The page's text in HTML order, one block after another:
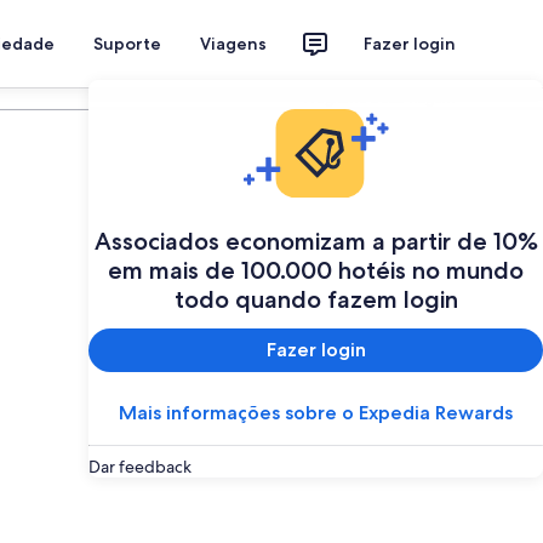
Suporte Viagens Fazer login
Associados economizam a partir de 10%
em mais de 100.000 hotéis no mundo
todo quando fazem login
Fazer login
Mais informações sobre o Expedia Rewards
Dar feedback